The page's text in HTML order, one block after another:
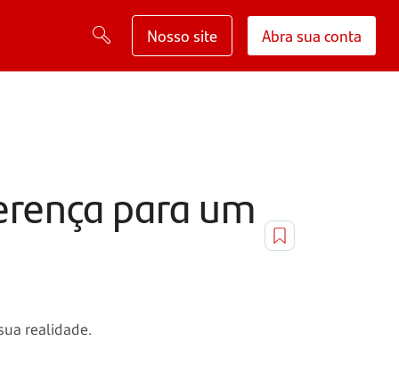
Nosso site Abra sua conta
para um
realidade.